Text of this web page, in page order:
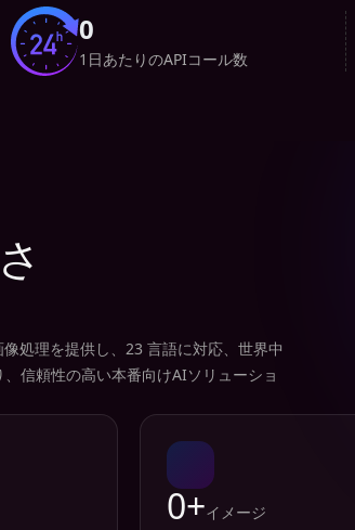
0
1日あたりのAPIコール数
処理を提供し、23 言語に対応、世界中
信頼性の高い本番向けAIソリューショ
0+イメージ